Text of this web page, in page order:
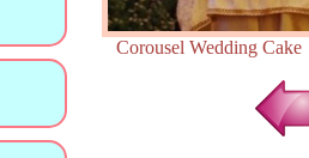
Corousel Wedding